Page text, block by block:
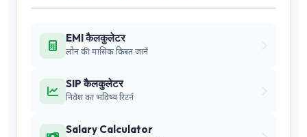
EMI कैलकुलेटर
लोन की मासिक किस्त जानें
SIP कैलकुलेटर
निवेश का भविष्य रिटर्न
Salary Calculator